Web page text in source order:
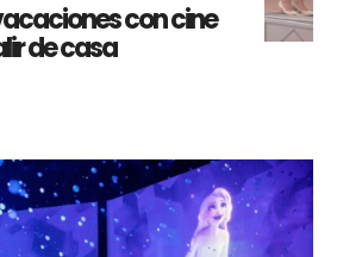
con cine
de casa